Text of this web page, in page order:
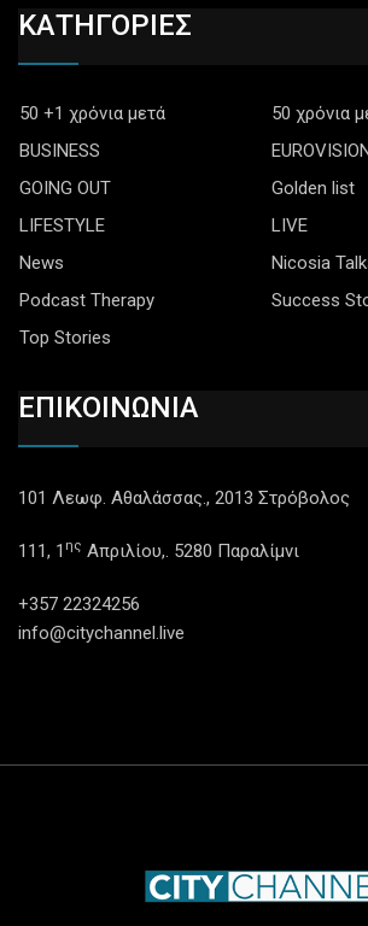
ΚΑΤΗΓΟΡΙΕΣ
50 +1 χρόνια μετά
50 χρόνια
BUSINESS
GOING OUT
Golden list
LIFESTYLE
LIVE
News
Nicosia
Podcast Therapy
Success
Top Stories
ΕΠΙΚΟΙΝΩΝΙΑ
101 Λεωφ. Αθαλάσσας., 2013 Στρόβολος
111, 1 ης Απριλίου,. 5280 Παραλίμνι
+357 22324256
info@citychannel.live